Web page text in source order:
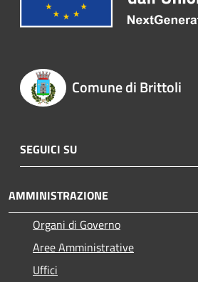
Comune di Brittoli
SEGUICI SU
AMMINISTRAZIONE
Organi di Governo
Aree Amministrative
Uffici